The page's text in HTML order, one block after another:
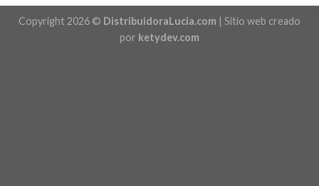
Copyright 2026 © DistribuidoraLucia.com | Sitio web creado
por ketydev.com